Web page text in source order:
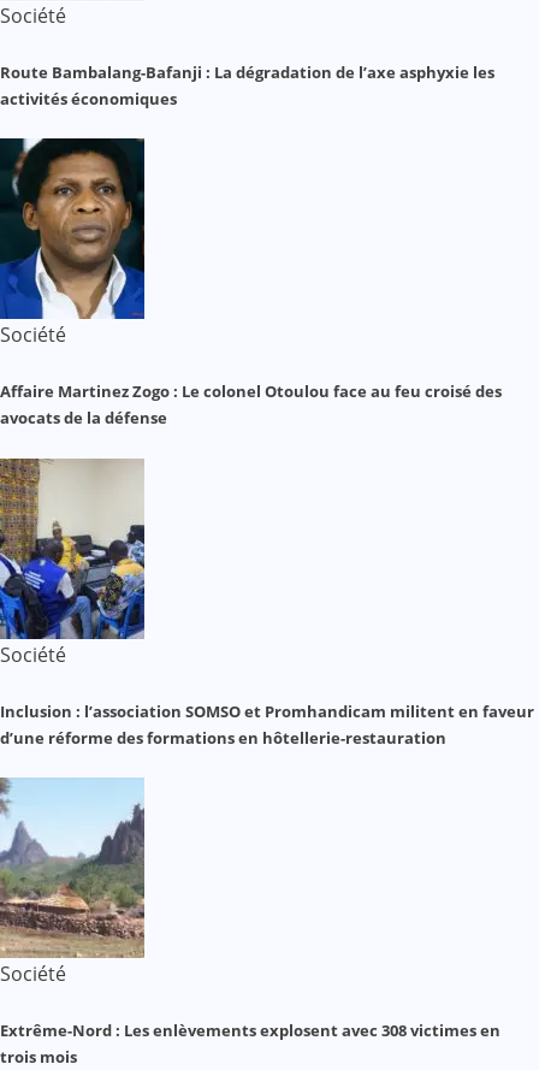
Société
Route Bambalang-Bafanji : La dégradation de l’axe asphyxie les
activités économiques
Société
Affaire Martinez Zogo : Le colonel Otoulou face au feu croisé des
avocats de la défense
Société
Inclusion : l’association SOMSO et Promhandicam militent en faveur
d’une réforme des formations en hôtellerie-restauration
Société
Extrême-Nord : Les enlèvements explosent avec 308 victimes en
trois mois